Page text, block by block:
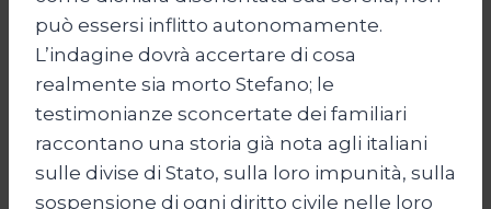
può essersi inflitto autonomamente.
L’indagine dovrà accertare di cosa
realmente sia morto Stefano; le
testimonianze sconcertate dei familiari
raccontano una storia già nota agli italiani
sulle divise di Stato, sulla loro impunità, sulla
sospensione di ogni diritto civile nelle loro